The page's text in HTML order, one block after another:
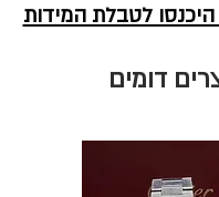
לטבלת המידות
דומים